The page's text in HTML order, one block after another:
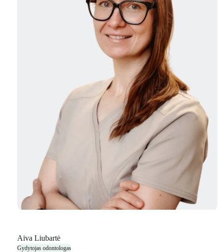
Aiva Liubartė
Gydytojas odontologas